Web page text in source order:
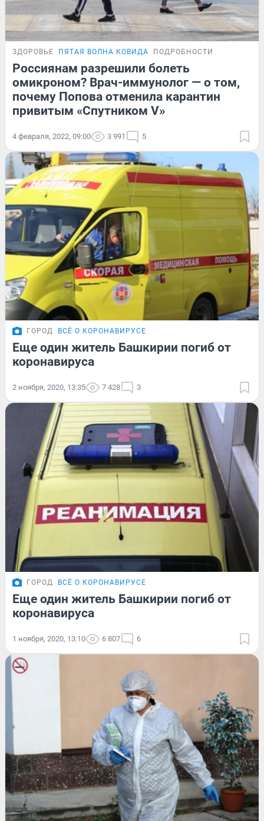
ЗДОРОВЬЕ ПЯТАЯ ВОЛНА КОВИДА ПОДРОБНОСТИ
Россиянам разрешили болеть
омикроном? Врач-иммунолог — о том,
почему Попова отменила карантин
привитым «Спутником V»
4 февраля, 2022, 09:00 3 991 5
ГОРОД ВСЁ О КОРОНАВИРУСЕ
Еще один житель Башкирии погиб от
коронавируса
2 ноября, 2020, 13:35 7 428 3
ГОРОД ВСЁ О КОРОНАВИРУСЕ
Еще один житель Башкирии погиб от
коронавируса
1 ноября, 2020, 13:10 6 807 6